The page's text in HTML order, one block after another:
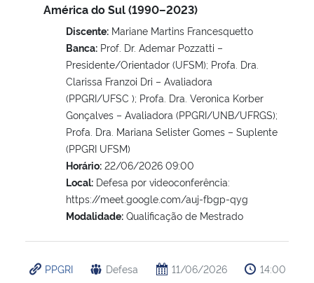
América do Sul (1990–2023)
Discente: Mariane Martins Francesquetto
Banca: Prof. Dr. Ademar Pozzatti –
Presidente/Orientador (UFSM); Profa. Dra.
Clarissa Franzoi Dri – Avaliadora
(PPGRI/UFSC ); Profa. Dra. Veronica Korber
Gonçalves – Avaliadora (PPGRI/UNB/UFRGS);
Profa. Dra. Mariana Selister Gomes – Suplente
(PPGRI UFSM)
Horário: 22/06/2026 09:00
Local: Defesa por videoconferência:
https://meet.google.com/auj-fbgp-qyg
Modalidade: Qualificação de Mestrado
PPGRI Defesa 11/06/2026 14:00